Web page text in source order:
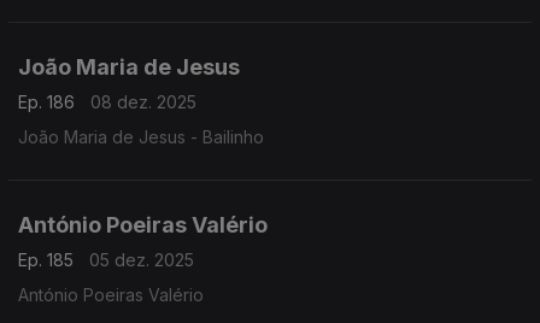
João Maria de Jesus
Ep. 186
08 dez. 2025
João Maria de Jesus - Bailinho
António Poeiras Valério
Ep. 185
05 dez. 2025
António Poeiras Valério